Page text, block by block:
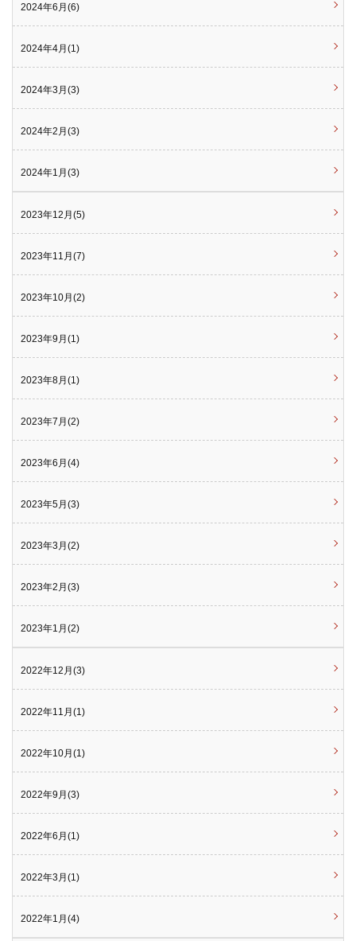
2024年6月(6)
2024年4月(1)
2024年3月(3)
2024年2月(3)
2024年1月(3)
2023年12月(5)
2023年11月(7)
2023年10月(2)
2023年9月(1)
2023年8月(1)
2023年7月(2)
2023年6月(4)
2023年5月(3)
2023年3月(2)
2023年2月(3)
2023年1月(2)
2022年12月(3)
2022年11月(1)
2022年10月(1)
2022年9月(3)
2022年6月(1)
2022年3月(1)
2022年1月(4)